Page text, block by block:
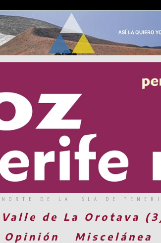
DE LA ISLA DE
Valle de La Orotava
Opinión
Miscelánea